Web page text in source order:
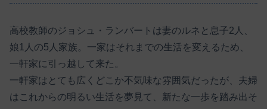
高校教師のジョシュ・ランバートは妻のルネと息子2人、
娘1人の5人家族。一家はそれまでの生活を変えるため、
一軒家に引っ越して来た。
一軒家はとても広くどこか不気味な雰囲気だったが、夫婦
はこれからの明るい生活を夢見て、新たな一歩を踏み出そ